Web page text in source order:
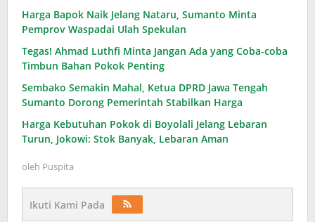
Harga Bapok Naik Jelang Nataru, Sumanto Minta
Pemprov Waspadai Ulah Spekulan
Tegas! Ahmad Luthfi Minta Jangan Ada yang Coba-coba
Timbun Bahan Pokok Penting
Sembako Semakin Mahal, Ketua DPRD Jawa Tengah
Sumanto Dorong Pemerintah Stabilkan Harga
Harga Kebutuhan Pokok di Boyolali Jelang Lebaran
Turun, Jokowi: Stok Banyak, Lebaran Aman
oleh Puspita
Ikuti Kami Pada